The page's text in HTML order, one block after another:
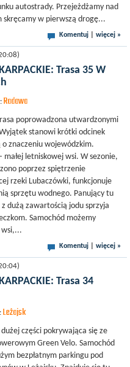
autostrady. Przejeżdżamy nad
skręcamy w pierwszą drogę...
Komentuj więcej »
Trasa 35 W
Radawa
poprowadzona utwardzonymi
stanowi krótki odcinek
o znaczeniu wojewódzkim.
letniskowej wsi. W sezonie,
poprzez spiętrzenie
rzeki Lubaczówki, funkcjonuje
sprzętu wodnego. Panujący tu
dużą zawartością jodu sprzyja
Samochód możemy
Komentuj więcej »
Trasa 34
Leżajsk
części pokrywająca się ze
Green Velo. Samochód
bezpłatnym parkingu pod